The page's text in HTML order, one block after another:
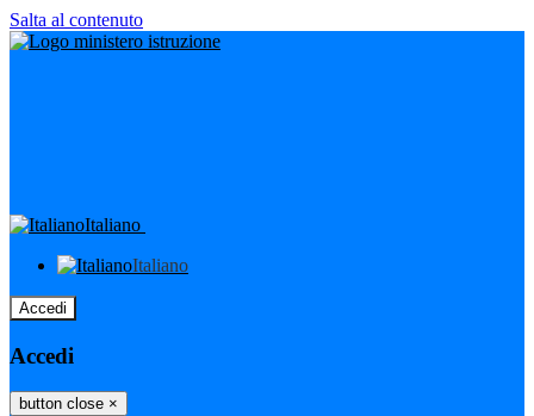
Salta al contenuto
Italiano
Italiano
Accedi
Accedi
button close ×